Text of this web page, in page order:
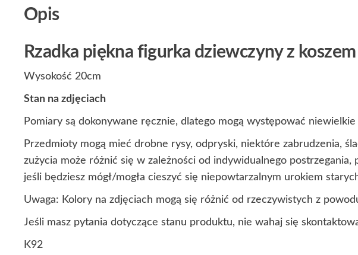
Opis
Rzadka piękna figurka dziewczyny z koszem
Wysokość 20cm
Stan na zdjęciach
Pomiary są dokonywane ręcznie, dlatego mogą występować
Przedmioty mogą mieć drobne rysy, odpryski, niektóre zabrudzenia,
zużycia może różnić się w zależności od indywidualnego
jeśli będziesz mógł/mogła cieszyć się niepowtarzalnym urokiem
Uwaga: Kolory na zdjęciach mogą się różnić od rzeczywistych z
Jeśli masz pytania dotyczące stanu produktu, nie wahaj się
K92